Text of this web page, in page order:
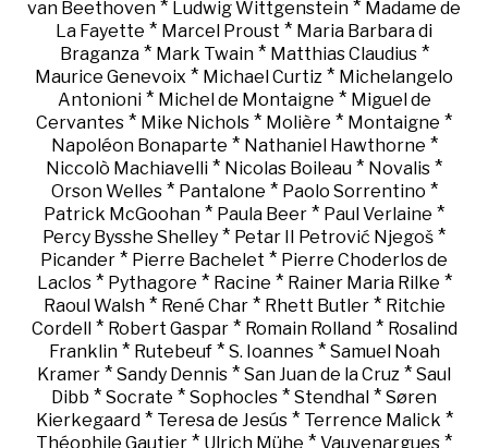
van Beethoven * Ludwig Wittgenstein * Madame de
La Fayette * Marcel Proust * Maria Barbara di
Braganza* Mark Twain* Matthias Claudius*
Maurice Genevoix * Michael Curtiz * Michelangelo
Antonioni* Michel de Montaigne * Miguel de
Cervantes * Mike Nichols * Molière * Montaigne *
Napoléon Bonaparte * Nathaniel Hawthorne *
Niccolò Machiavelli * Nicolas Boileau * Novalis *
Orson Welles* Pantalone * Paolo Sorrentino *
Patrick McGoohan * Paula Beer * Paul Verlaine *
Percy Bysshe Shelley * Petar II Petrović Njegoš *
Picander * Pierre Bachelet * Pierre Choderlos de
Laclos* Pythagore * Racine * Rainer Maria Rilke *
Raoul Walsh* René Char* Rhett Butler* Ritchie
Cordell * Robert Gaspar* Romain Rolland* Rosalind
Franklin* Rutebeuf* S. Ioannes* Samuel Noah
Kramer * Sandy Dennis * San Juan de la Cruz * Saul
Dibb * Socrate * Sophocles * Stendhal * Søren
Kierkegaard* Teresa de Jesús* Terrence Malick *
Théophile Gautier * Ulrich Mühe * Vauvenargues *